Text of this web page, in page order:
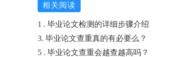
相关阅读
1 . 毕业论文检测的详细步骤介绍
3. 毕业论文查重真的有必要么？
5 . 毕业论文查重会越查越高吗？